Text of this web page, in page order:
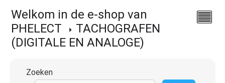
Producten voor transporteurs
Opleiding
Nieuws
Ondersteuning
Download Links Contact
Welkom in de e-shop van
PHELECT
TACHOGRAFEN
(DIGITALE EN ANALOGE)
Zoeken